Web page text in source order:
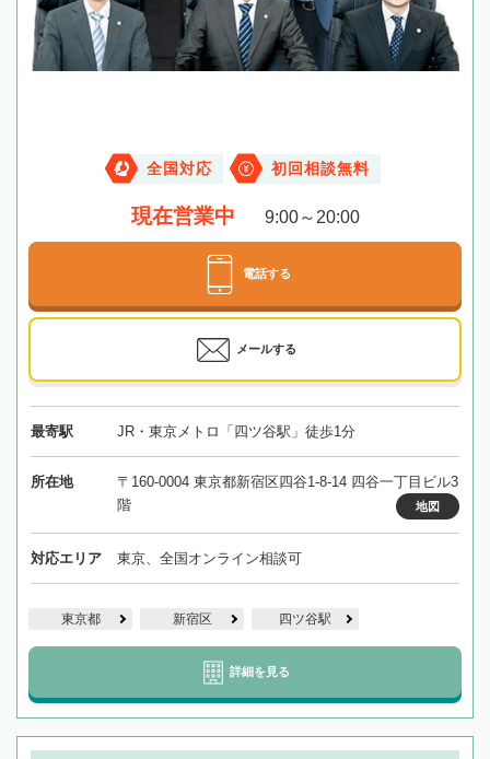
全国対応 初回相談無料
現在営業中 9:00～20:00
電話する
メールする
最寄駅 JR・東京メトロ「四ツ谷駅」徒歩1分
所在地
〒160-0004 東京都新宿区四谷1-8-14 四谷一丁目ビル3
階
地図
対応エリア 東京、全国オンライン相談可
東京都 新宿区 四ツ谷駅
詳細を見る